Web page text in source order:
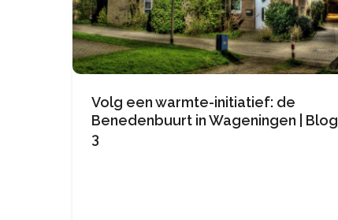
Volg een warmte-initiatief: de
Benedenbuurt in Wageningen | Blog
3